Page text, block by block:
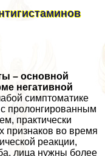
– основной
негативной
симптоматике
пролонгированным
пpaктически
признаков во время
реакции,
лица нужны более